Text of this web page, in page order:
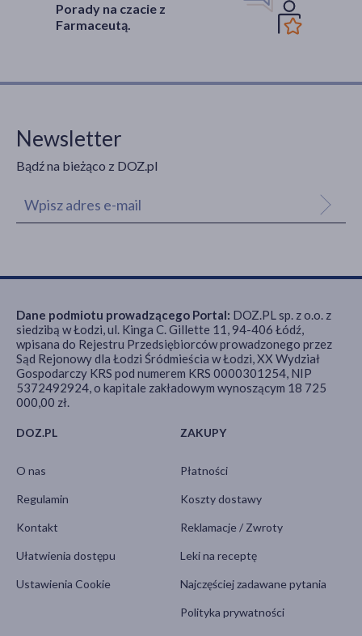
Porady na czacie z
Farmaceutą.
Newsletter
Bądź na bieżąco z DOZ.pl
DOZ.PL
O nas
Regulamin
Kontakt
Ułatwienia dostępu
Ustawienia Cookie
ZAKUPY
Płatności
Koszty dostawy
Reklamacje / Zwroty
Leki na receptę
Najczęściej zadawane pytania
Polityka prywatności
Dane podmiotu prowadzącego Portal: DOZ.PL sp. z o.o. z
siedzibą w Łodzi, ul. Kinga C. Gillette 11, 94-406 Łódź,
wpisana do Rejestru Przedsiębiorców prowadzonego przez
Sąd Rejonowy dla Łodzi Śródmieścia w Łodzi, XX Wydział
Gospodarczy KRS pod numerem KRS 0000301254, NIP
5372492924, o kapitale zakładowym wynoszącym 18 725
000,00 zł.